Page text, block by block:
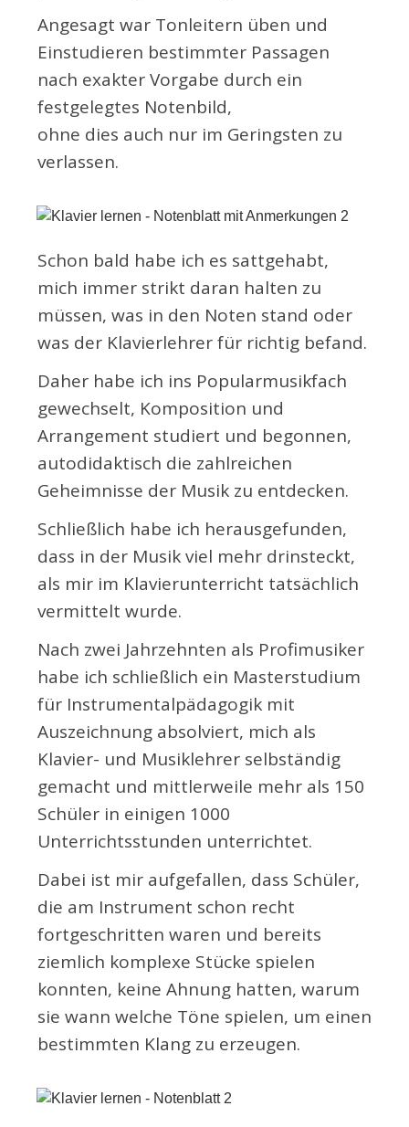
Angesagt war Tonleitern üben und
Einstudieren bestimmter Passagen
nach exakter Vorgabe durch ein
festgelegtes Notenbild,
ohne dies auch nur im Geringsten zu
verlassen.
Schon bald habe ich es sattgehabt,
mich immer strikt daran halten zu
müssen, was in den Noten stand oder
was der Klavierlehrer für richtig befand.
Daher habe ich ins Popularmusikfach
gewechselt, Komposition und
Arrangement studiert und begonnen,
autodidaktisch die zahlreichen
Geheimnisse der Musik zu entdecken.
Schließlich habe ich herausgefunden,
dass in der Musik viel mehr drinsteckt,
als mir im Klavierunterricht tatsächlich
vermittelt wurde.
Nach zwei Jahrzehnten als Profimusiker
habe ich schließlich ein Masterstudium
für Instrumentalpädagogik mit
Auszeichnung ­­­absolviert, mich als
Klavier- und Musiklehrer selbständig
gemacht und mittlerweile mehr als 150
Schüler in einigen 1000
Unterrichtsstunden unterrichtet.
Dabei ist mir aufgefallen, dass Schüler,
die am Instrument schon recht
fortgeschritten waren und bereits
ziemlich komplexe Stücke spielen
konnten, keine Ahnung hatten, warum
sie wann welche Töne spielen, um einen
bestimmten Klang zu erzeugen.